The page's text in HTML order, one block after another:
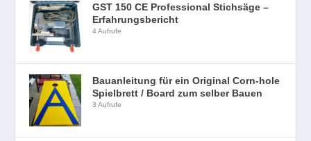
GST 150 CE Professional Stichsäge –
Erfahrungsbericht
4 Aufrufe
Bauanleitung für ein Original Corn-hole
Spielbrett / Board zum selber Bauen
3 Aufrufe